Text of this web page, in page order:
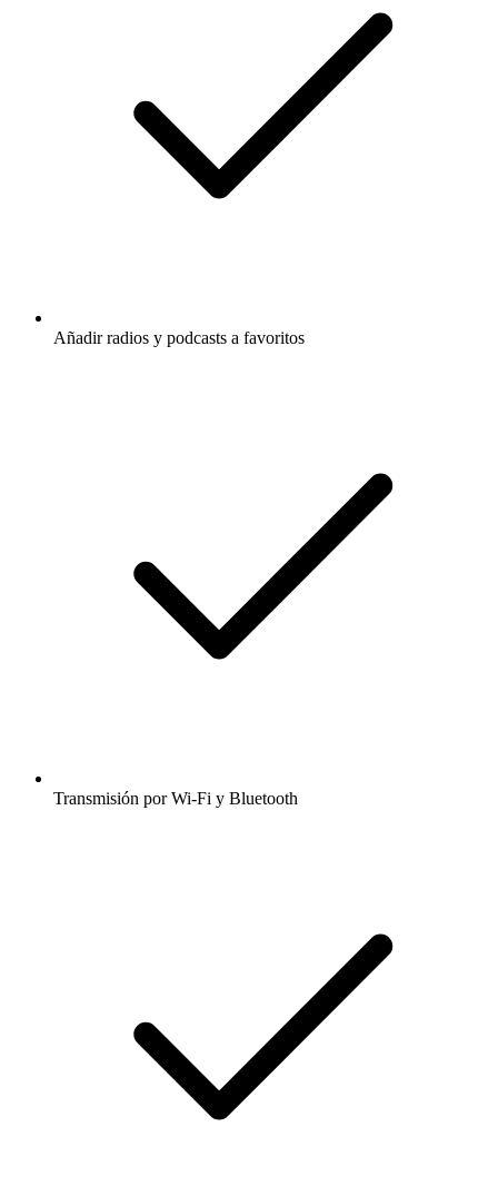
Añadir radios y podcasts a favoritos
Transmisión por Wi-Fi y Bluetooth